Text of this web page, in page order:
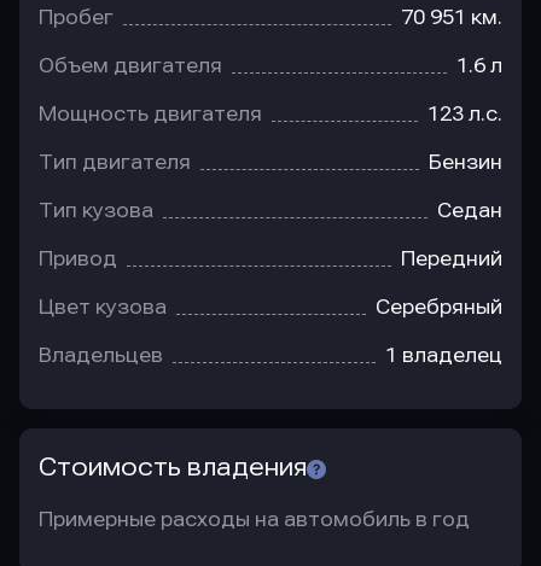
Пробег 70 951 км.
Объем двигателя 1.6 л
Мощность двигателя 123 л.с.
Тип двигателя Бензин
Тип кузова Седан
Привод Передний
Цвет кузова Серебряный
Владельцев 1 владелец
Стоимость владения
Примерные расходы на автомобиль в год